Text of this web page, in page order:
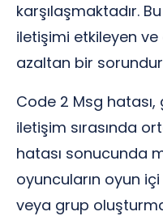
karşılaşmaktadır.
iletişimi etkileyen
azaltan bir
Code 2 Msg
iletişim sırasında
hatası sonucunda
oyuncuların oyun
veya grup